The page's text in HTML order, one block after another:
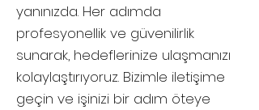
yanınızda. Her adımda
profesyonellik ve güvenilirlik
sunarak, hedeflerinize ulaşmanızı
kolaylaştırıyoruz. Bizimle iletişime
geçin ve işinizi bir adım öteye